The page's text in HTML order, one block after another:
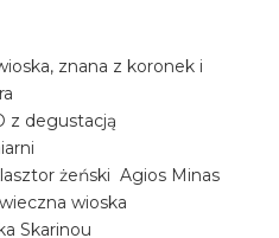
znana z koronek i
z degustacją
żeński Agios Minas
wioska
Skarinou